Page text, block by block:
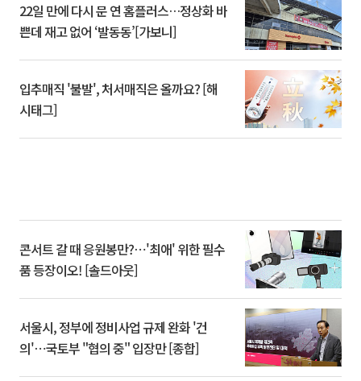
22일 만에 다시 문 연 홈플러스…정상화 바
쁜데 재고 없어 ‘발동동’[가보니]
입추매직 '불발', 처서매직은 올까요? [해
시태그]
콘서트 갈 때 응원봉만?⋯'최애' 위한 필수
품 등장이오! [솔드아웃]
서울시, 정부에 정비사업 규제 완화 '건
의'⋯국토부 "협의 중" 입장만 [종합]